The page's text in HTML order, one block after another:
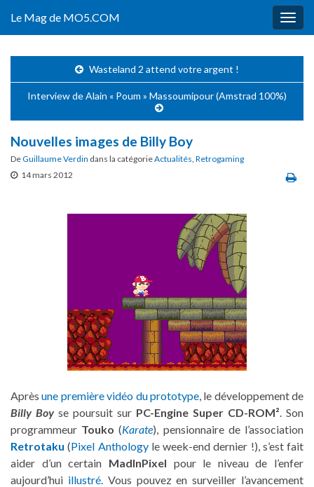
Le Mag de MO5.COM
Wasteland 2 attend votre argent !
Interview de Alain « Poum » Massoumipour (Amstrad 100%)
Nouvelles images de Billy Boy
DeGuillaume Verdin dans la catégorieActualités, Retrogaming
14 mars 2012
Aprèsune première vidéo du prototype, le développement de
Billy Boyse poursuit sur PC-Engine Super CD-ROM². Son
programmeur Touko (Karate), pensionnaire de l’association
Retrotaku (Pixel Anthologyle week-end dernier !), s’est fait
aider d’un certain MadInPixel pour le niveau de l’enfer
aujourd’hui illustré. Vous pouvez en surveiller l’avancement